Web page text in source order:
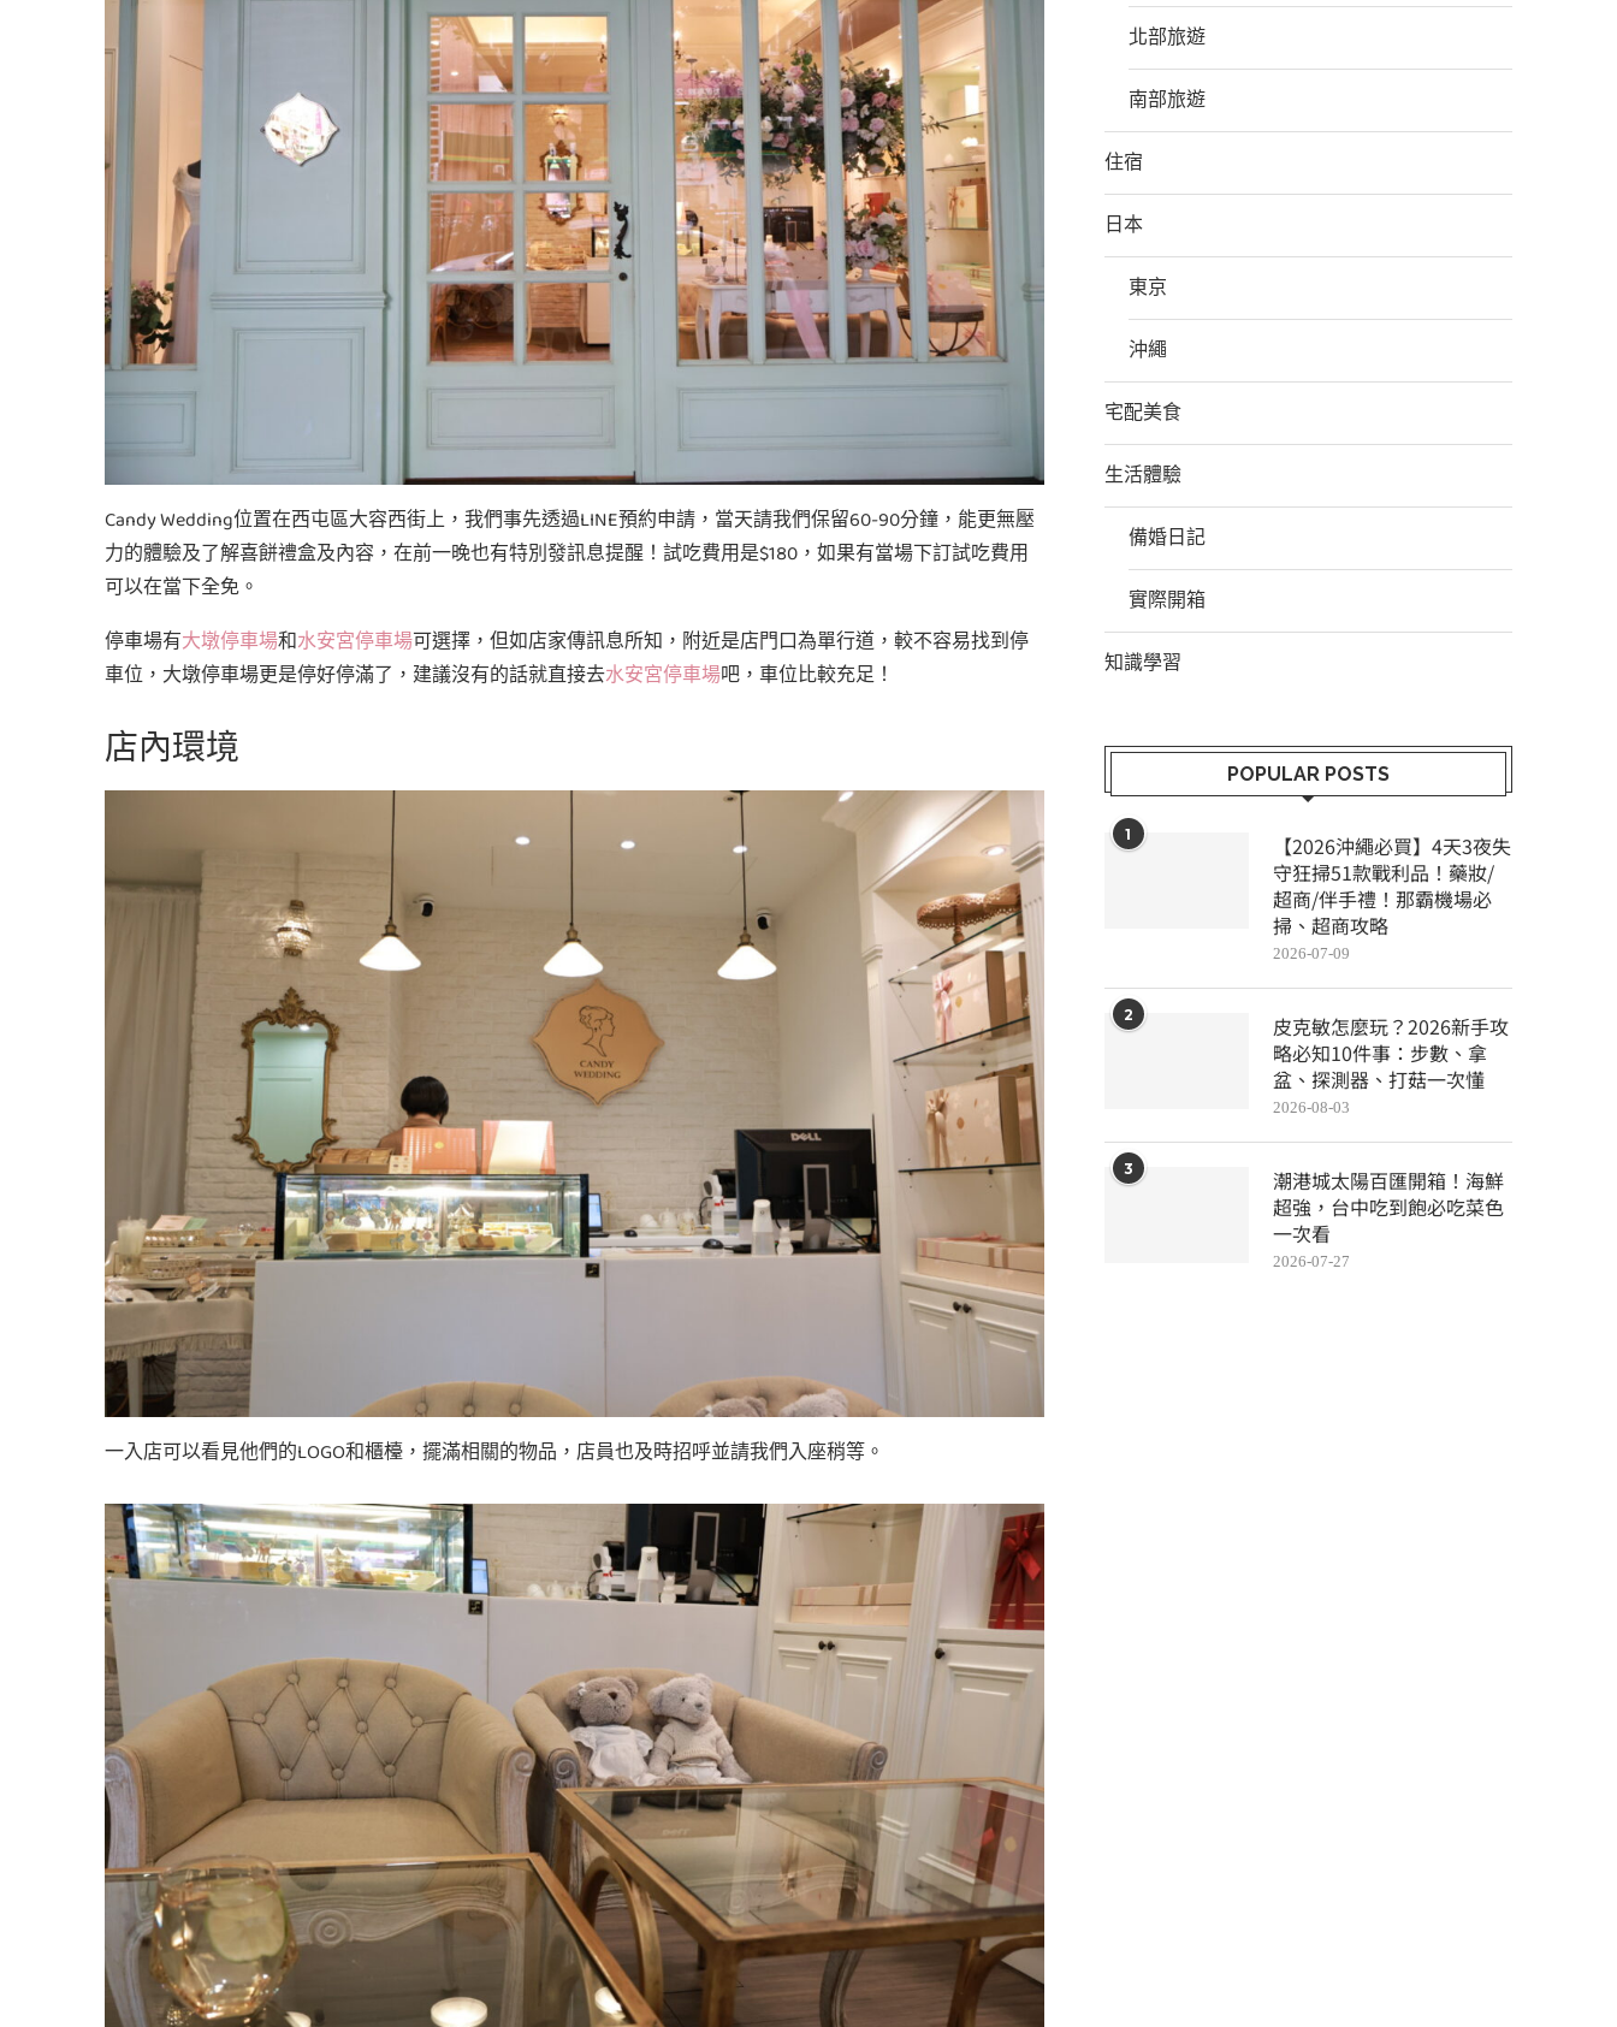
Candy Wedding位置在西屯區大容西街上，我們事先透過LINE預約申請，當天請我們保留60-90分鐘，能更無壓
力的體驗及了解喜餅禮盒及內容，在前一晚也有特別發訊息提醒！試吃費用是$180，如果有當場下訂試吃費用
可以在當下全免。
停車場有大墩停車場和水安宮停車場可選擇，但如店家傳訊息所知，附近是店門口為單行道，較不容易找到停
車位，大墩停車場更是停好停滿了，建議沒有的話就直接去水安宮停車場吧，車位比較充足！
店內環境
一入店可以看見他們的LOGO和櫃檯，擺滿相關的物品，店員也及時招呼並請我們入座稍等。
北部旅遊
南部旅遊
住宿
日本
東京
沖繩
宅配美食
生活體驗
備婚日記
實際開箱
知識學習
POPULAR POSTS
1
【2026沖繩必買】4天3夜失
守狂掃51款戰利品！藥妝/
超商/伴手禮！那霸機場必
掃、超商攻略
2026-07-09
2
皮克敏怎麼玩？2026新手攻
略必知10件事：步數、拿
盆、探測器、打菇一次懂
2026-08-03
3
潮港城太陽百匯開箱！海鮮
超強，台中吃到飽必吃菜色
一次看
2026-07-27